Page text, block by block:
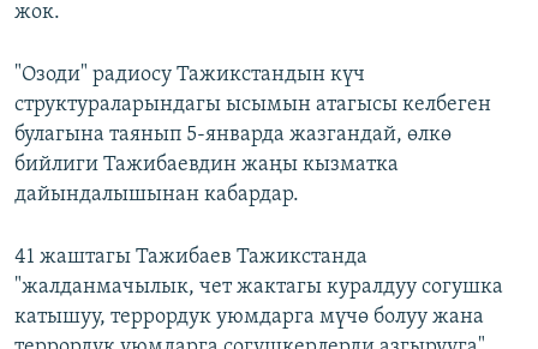
жок.
"Озоди" радиосу Тажикстандын күч
структураларындагы ысымын атагысы келбеген
булагына таянып 5-январда жазгандай, өлкө
бийлиги Тажибаевдин жаңы кызматка
дайындалышынан кабардар.
41 жаштагы Тажибаев Тажикстанда
"жалданмачылык, чет жактагы куралдуу согушка
катышуу, террордук уюмдарга мүчө болуу жана